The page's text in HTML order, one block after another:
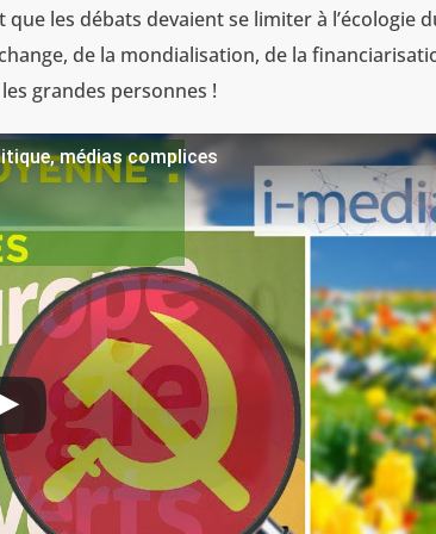
les débats devaient se limiter à l’écologie
de la mondialisation, de la
grandes personnes !
médias complices